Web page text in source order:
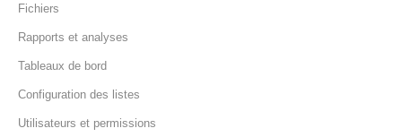
Fichiers
Rapports et analyses
Tableaux de bord
Configuration des listes
Utilisateurs et permissions